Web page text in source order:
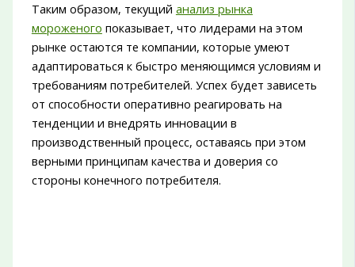
Таким образом, текущий анализ рынка
мороженого показывает, что лидерами на этом
рынке остаются те компании, которые умеют
адаптироваться к быстро меняющимся условиям и
требованиям потребителей. Успех будет зависеть
от способности оперативно реагировать на
тенденции и внедрять инновации в
производственный процесс, оставаясь при этом
верными принципам качества и доверия со
стороны конечного потребителя.